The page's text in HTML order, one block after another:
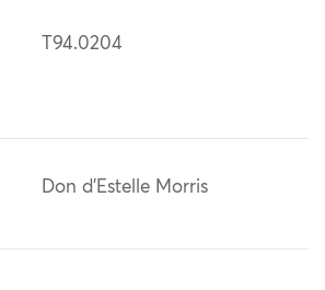
T94.0204
Don d'Estelle Morris